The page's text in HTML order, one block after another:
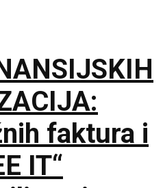
faktura i
IT“